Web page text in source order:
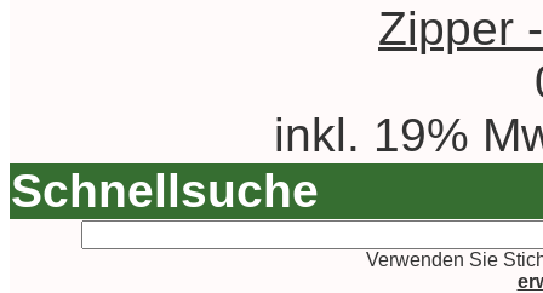
Zipper
inkl. 19%
Schnellsuche
Verwenden Sie